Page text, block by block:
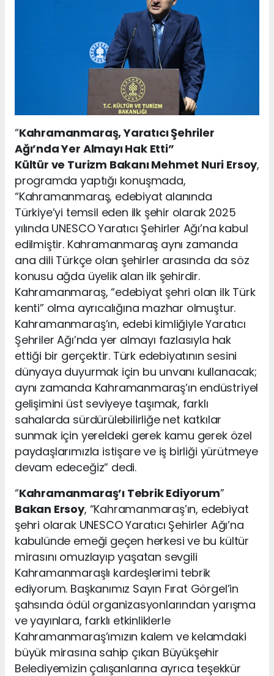
“Kahramanmaraş, Yaratıcı Şehriler
Ağı’nda Yer Almayı Hak Etti”
Kültür ve Turizm Bakanı Mehmet Nuri Ersoy,
programda yaptığı konuşmada,
“Kahramanmaraş, edebiyat alanında
Türkiye’yi temsil eden ilk şehir olarak 2025
yılında UNESCO Yaratıcı Şehirler Ağı’na kabul
edilmiştir. Kahramanmaraş aynı zamanda
ana dili Türkçe olan şehirler arasında da söz
konusu ağda üyelik alan ilk şehirdir.
Kahramanmaraş, “edebiyat şehri olan ilk Türk
kenti” olma ayrıcalığına mazhar olmuştur.
Kahramanmaraş’ın, edebi kimliğiyle Yaratıcı
Şehriler Ağı’nda yer almayı fazlasıyla hak
ettiği bir gerçektir. Türk edebiyatının sesini
dünyaya duyurmak için bu unvanı kullanacak;
aynı zamanda Kahramanmaraş’ın endüstriyel
gelişimini üst seviyeye taşımak, farklı
sahalarda sürdürülebilirliğe net katkılar
sunmak için yereldeki gerek kamu gerek özel
paydaşlarımızla istişare ve iş birliği yürütmeye
devam edeceğiz” dedi.
“Kahramanmaraş’ı Tebrik Ediyorum”
Bakan Ersoy, “Kahramanmaraş’ın, edebiyat
şehri olarak UNESCO Yaratıcı Şehirler Ağı’na
kabulünde emeği geçen herkesi ve bu kültür
mirasını omuzlayıp yaşatan sevgili
Kahramanmaraşlı kardeşlerimi tebrik
ediyorum. Başkanımız Sayın Fırat Görgel’in
şahsında ödül organizasyonlarından yarışma
ve yayınlara, farklı etkinliklerle
Kahramanmaraş’ımızın kalem ve kelamdaki
büyük mirasına sahip çıkan Büyükşehir
Belediyemizin çalışanlarına ayrıca teşekkür